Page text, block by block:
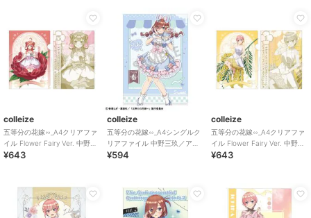
colleize
五等分の花嫁∽_A4クリアファ
イル Flower Fairy Ver. 中野五
月
¥643
colleize
五等分の花嫁∽_A4シングルク
リアファイル 中野三玖／アイ
ス屋さん
¥594
colleize
五等分の花嫁∽_A4クリアファ
イル Flower Fairy Ver. 中野一
花
¥643